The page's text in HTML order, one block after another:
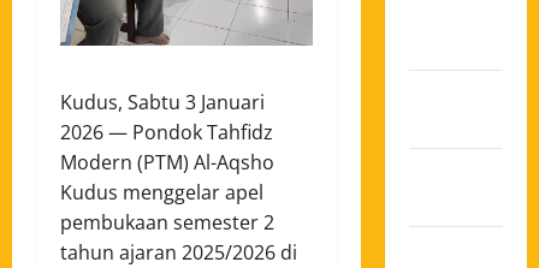
Kudus, Sabtu 3 Januari
2026 — Pondok Tahfidz
Modern (PTM) Al-Aqsho
Kudus menggelar apel
pembukaan semester 2
tahun ajaran 2025/2026 di